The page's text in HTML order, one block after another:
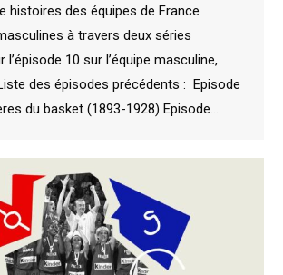
histoires des équipes de France
à travers deux séries
l’épisode 10 sur l’équipe masculine,
des épisodes précédents : Episode
du basket (1893-1928) Episode…